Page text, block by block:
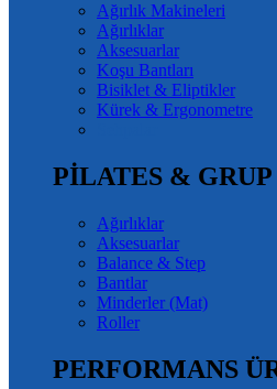
Ağırlık Makineleri
Ağırlıklar
Aksesuarlar
Koşu Bantları
Bisiklet & Eliptikler
Kürek & Ergonometre
PİLATES &
Ağırlıklar
Aksesuarlar
Balance & Step
Bantlar
Minderler (Mat)
Roller
PERFORMANS